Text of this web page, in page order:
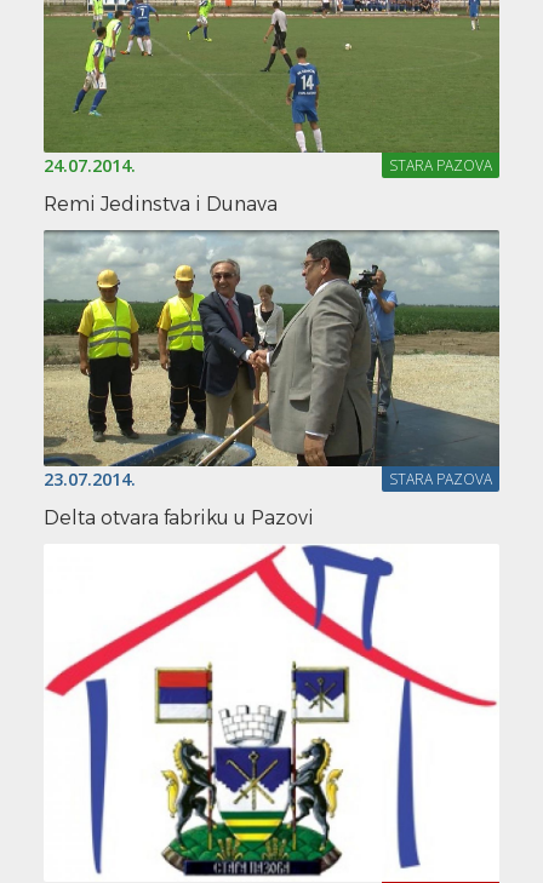
24.07.2014. STARA PAZOVA
Remi Jedinstva i Dunava
23.07.2014. STARA PAZOVA
Delta otvara fabriku u Pazovi